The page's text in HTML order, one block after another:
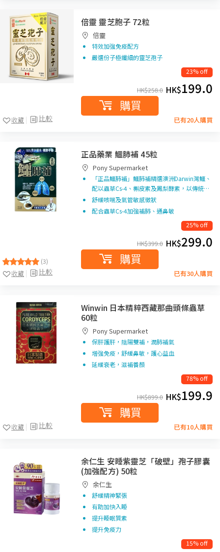
比較
收藏
倍靈 靈芝胞子 72粒
倍靈
特效加強免疫配方
嚴選份子極纖細的靈芝孢子
23% off
HK$258.0 HK$199.0
購買
已有20人購買
(3)
比較
收藏
正品藥業 鱷肺補 45粒
Pony Supermarket
「正品鱷肺補」鱷肺補精選澳洲Darwin灣鱷、
配以蟲草Cs-4、槲皮素及鳳梨酵素，以傳統…
舒緩咳喘及氣管敏感徵狀
配合蟲草Cs-4加強補肺、通鼻敏
25% off
HK$399.0 HK$299.0
購買
已有30人購買
比較
收藏
Winwin 日本精粹西藏那曲頭條蟲草
60粒
Pony Supermarket
保肝護肝，陰陽雙補，潤肺補氣
增強免疫，舒緩鼻敏，護心益血
延緩衰老，滋補養顏
78% off
HK$899.0 HK$199.9
購買
已有10人購買
余仁生 安睡紫靈芝「破壁」孢子膠囊
(加強配方) 50粒
余仁生
舒緩精神緊張
有助加快入睡
提升睡眠質素
提升免疫力
15% off